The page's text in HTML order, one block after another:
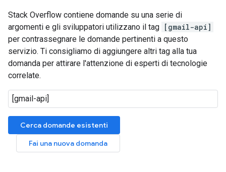
Stack Overflow contiene domande su una serie di
argomenti e gli sviluppatori utilizzano il tag [gmail-api]
per contrassegnare le domande pertinenti a questo
servizio. Ti consigliamo di aggiungere altri tag alla tua
domanda per attirare l'attenzione di esperti di tecnologie
correlate.
Cerca domande esistenti
Fai una nuova domanda